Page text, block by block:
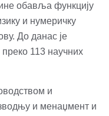
обавља функцију
и нумеричку
До данас је
113 научних
и
и менаџмент и